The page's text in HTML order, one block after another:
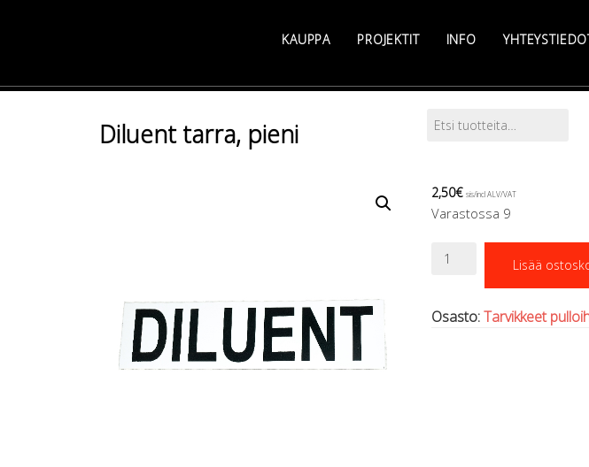
KAUPPA PROJEKTIT INFO
Etsi:
Diluent tarra, pieni
2,50€ sis/incl ALV/VAT
Varastossa 9
Diluent
tarra,
määrä
Lisää
Osasto:Tarvikkeet